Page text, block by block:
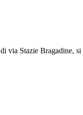
di via Stazie Bragadine, si